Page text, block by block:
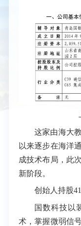
这家由海大
以来逐步在海洋
成技术布局，此
新阶段。
创始人持股
国数科技以
术，掌握微弱信